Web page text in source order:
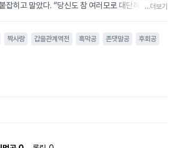
잡히고 말았다. “당신도 참 여러모로 대단하네요. 도
손에 살해당할 상황. 일단은 변명해 보고자 아무런
봐, 나는 배신한 게 아니야. 내가 마석을 삼키고 떠난
를 들은 흑막은 목숨을 살려주는 대가로 한 가지 제
서 마왕을 잡으러 가요.” “마... 왕?” “다른 용사들과
멍청이들을 배신하고 마석을 가로챌 생각이에요.” 그
흑막의 짐꾼이 되었다. * “그동안 사정 많이 봐줬잖
...더보기
짝사랑 갑을관계역전 흑막공 존댓말공
후회공